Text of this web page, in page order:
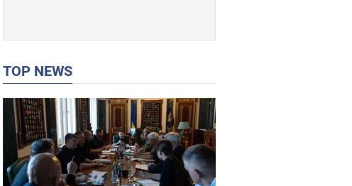
TOP NEWS